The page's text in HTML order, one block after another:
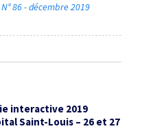
86 - décembre 2019
interactive 2019
Saint-Louis – 26 et 27